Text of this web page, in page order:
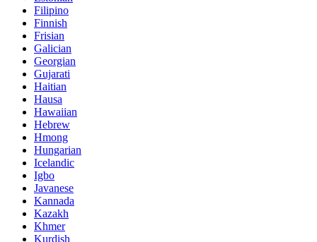
Filipino
Finnish
Frisian
Galician
Georgian
Gujarati
Haitian
Hausa
Hawaiian
Hebrew
Hmong
Hungarian
Icelandic
Igbo
Javanese
Kannada
Kazakh
Khmer
Kurdish